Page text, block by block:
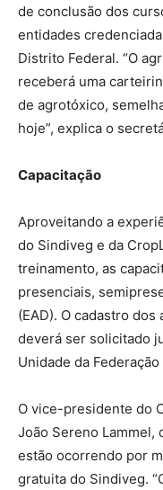
de conclusão dos
entidades
Distrito Federal. “O
receberá uma
de agrotóxico,
hoje”, explica o
Capacitação
Aproveitando a
do Sindiveg e da
treinamento, as
presenciais,
(EAD). O cadastro
deverá ser solicitado
Unidade da
O vice-presidente do
João Sereno Lammel,
estão ocorrendo por
gratuita do Sindiveg.